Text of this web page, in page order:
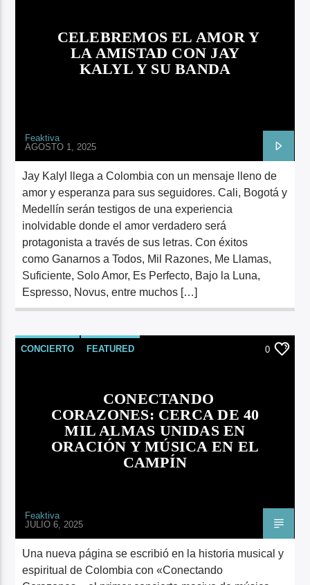
CELEBREMOS EL AMOR Y
LA AMISTAD CON JAY
KALYL Y SU BANDA
Feaktiva
AGOSTO 1, 2025
Jay Kalyl llega a Colombia con un mensaje lleno de
amor y esperanza para sus seguidores. Cali, Bogotá y
Medellín serán testigos de una experiencia
inolvidable donde el amor verdadero será
protagonista a través de sus letras. Con éxitos
como Ganarnos a Todos, Mil Razones, Me Llamas,
Suficiente, Solo Amor, Es Perfecto, Bajo la Luna,
Espresso, Novus, entre muchos […]
CONCIERTO FEATURED 0
CONECTANDO
CORAZONES: CERCA DE 40
MIL ALMAS UNIDAS EN
ORACIÓN Y MÚSICA EN EL
CAMPÍN
Feaktiva
JULIO 6, 2025
Una nueva página se escribió en la historia musical y
espiritual de Colombia con «Conectando